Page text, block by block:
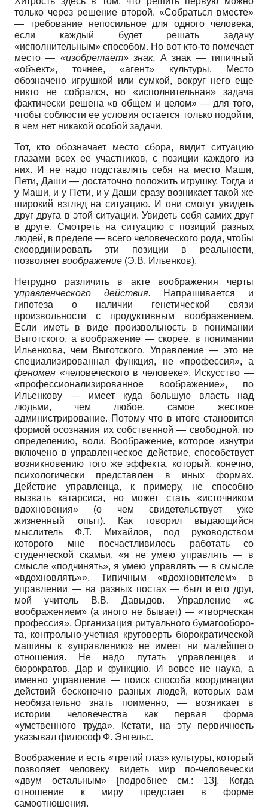
только через решение второй. «Собраться вместе»
— требование непосильное для одного человека,
если каждый будет решать задачу
«исполнительным» способом. Но вот кто-то помечает
место — «изобретает» знак. А знак — типичный
«объект», точнее, «агент» культуры. Место
обозначено игрушкой или сумкой, вокруг него еще
никто не собрался, но «исполнительная» задача
фактически решена «в общем и целом» — для того,
чтобы соблюсти ее условия остается только подойти,
в чем нет никакой особой задачи.
Тот, кто обозначает место сбора, видит ситуацию
глазами всех ее участников, с позиции каждого из
них. И не надо подставлять себя на место Маши,
Пети, Даши — достаточно положить игрушку. Тогда и
у Маши, и у Пети, и у Даши сразу возникает такой же
широкий взгляд на ситуацию. И они смогут увидеть
друг друга в этой ситуации. Увидеть себя самих друг
в друге. Смотреть на ситуацию с позиций разных
людей, в пределе — всего человеческого рода, чтобы
скоординировать эти позиции в реальности,
позволяет воображение (Э.В. Ильенков).
Нетрудно различить в акте воображения черты
управленческого действия. Напрашивается и
гипотеза о наличии генетической связи
произвольности с продуктивным воображением.
Если иметь в виде произвольность в понимании
Выготского, а воображение — скорее, в понимании
Ильенкова, чем Вы­готского. Управление — это не
специализированная функция, не «профессия», а
феномен «человеческого в человеке». Искусство —
«профессионализирован­ное воображение», по
Ильенкову — имеет куда большую власть над
людьми, чем любое, самое жесткое
администрирование. Потому что в итоге становится
формой осознания их собственной — свободной, по
определению, воли. Воображение, которое изнутри
включено в управленческое действие, способствует
возникновению того же эффекта, который, конечно,
психологически представлен в иных формах.
Действие управленца, к примеру, не способно
вызвать катарсиса, но может стать «источником
вдохновения» (о чем свидетельствует уже
жизненный опыт). Как говорил выдающийся
мыслитель Ф.Т. Михай­лов, под руководством
которого мне посчастливилось работать со
студенческой скамьи, «я не умею управлять — в
смысле «подчинять», я умею управлять — в смысле
«вдохновлять»». Типичным «вдохновителем» в
управлении — на разных постах — был и его друг,
мой учитель В.В. Давыдов. Управление «с
воображением» (а иного не бывает) — «творческая
профессия». Организация ритуального бумагооборо-
та, контрольно-учетная круговерть бюрократической
машины к «управлению» не имеет ни малейшего
отношения. Не надо путать управленцев и
бюрократов. Дар и функцию. И вовсе не наука, а
именно управление — поиск способа координации
действий бесконечно разных людей, которых вам
необязательно знать поименно, — возникает в
истории человечества как первая форма
«умственного труда». Кстати, на эту первичность
указывал философ Ф. Энгельс.
Воображение и есть «третий глаз» культуры, который
позволяет человеку видеть мир по-человечески
«двум остальным» [подробнее см.: 13].
Когда
отношение к миру предстает в форме
самоотношения.